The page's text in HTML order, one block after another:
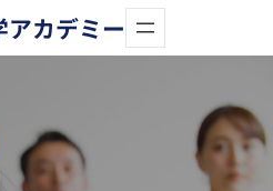
アカデミー